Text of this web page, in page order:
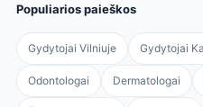
Populiarios paieškos
Gydytojai Vilniuje Gydytojai
Odontologai Dermatologai